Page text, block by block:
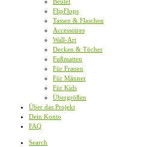
FlipFlops
Tassen & Flaschen
Accessoires
Wall-Art
Decken & Tücher
Fußmatten
Für Frauen
Für Männer
Für Kids
Übergrößen
Über das Projekt
Dein Konto
FAQ
Search